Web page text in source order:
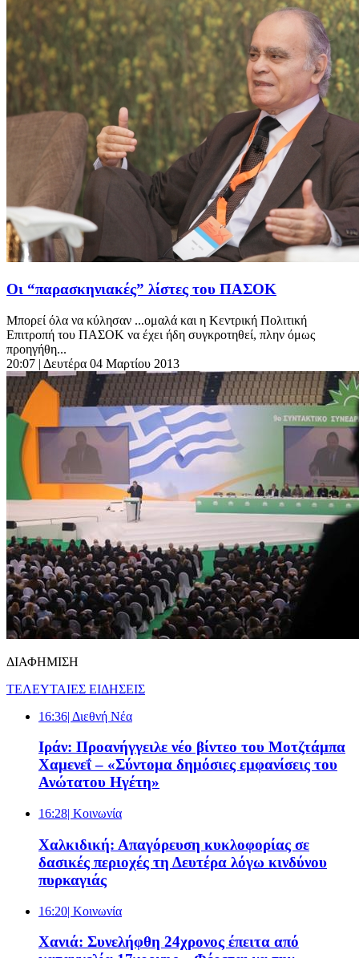
Οι “παρασκηνιακές” λίστες του ΠΑΣΟΚ
Μπορεί όλα να κύλησαν ...ομαλά και η Κεντρική Πολιτική
Επιτροπή του ΠΑΣΟΚ να έχει ήδη συγκροτηθεί, πλην όμως
προηγήθη...
20:07 | Δευτέρα 04 Μαρτίου 2013
ΔΙΑΦΗΜΙΣΗ
ΤΕΛΕΥΤΑΙΕΣ ΕΙΔΗΣΕΙΣ
16:36| Διεθνή Νέα
Ιράν: Προανήγγειλε νέο βίντεο του Μοτζτάμπα
Χαμενεΐ – «Σύντομα δημόσιες εμφανίσεις του
Ανώτατου Ηγέτη»
16:28| Κοινωνία
Χαλκιδική: Απαγόρευση κυκλοφορίας σε
δασικές περιοχές τη Δευτέρα λόγω κινδύνου
πυρκαγιάς
16:20| Κοινωνία
Χανιά: Συνελήφθη 24χρονος έπειτα από